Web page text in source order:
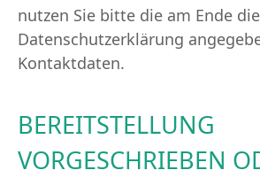
nutzen Sie bitte die am Ende
Datenschutzerklärung
Kontaktdaten.
BEREITSTELLUNG
VORGESCHRIEBEN